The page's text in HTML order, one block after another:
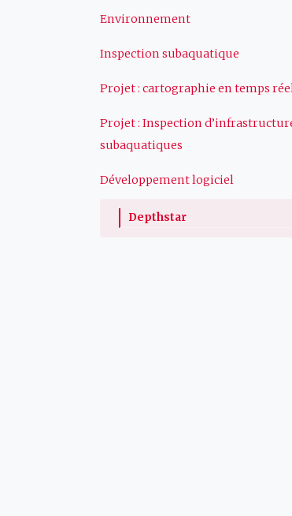
Environnement
Inspection subaquatique
Projet : cartographie en temps
Projet : Inspection
subaquatiques
Développement logiciel
Depthstar